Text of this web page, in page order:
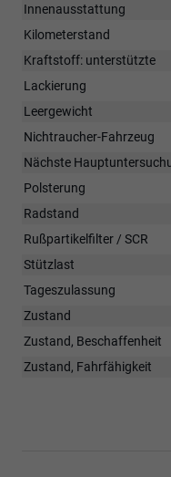
Innenausstattung
Kilometerstand
Kraftstoff: unterstützte
Lackierung
Leergewicht
Nichtraucher-Fahrzeug
Nächste
Polsterung
Radstand
Rußpartikelfilter / SCR
Stützlast
Tageszulassung
Zustand
Zustand, Beschaffenheit
Zustand, Fahrfähigkeit